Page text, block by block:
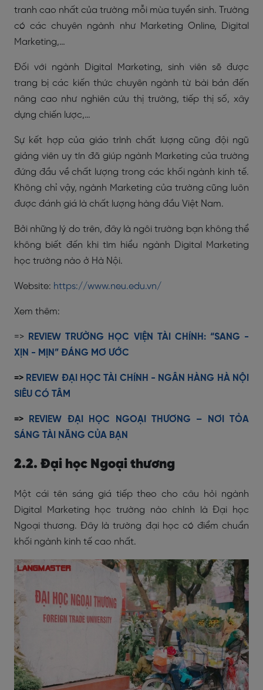
tranh cao nhất của trường mỗi mùa tuyển sinh. Trường
có các chuyên ngành như Marketing Online, Digital
Marketing,…
Đối với ngành Digital Marketing, sinh viên sẽ được
trang bị các kiến thức chuyên ngành từ bài bản đến
nâng cao như nghiên cứu thị trường, tiếp thị số, xây
dựng chiến lược,…
Sự kết hợp của giáo trình chất lượng cũng đội ngũ
giảng viên uy tín đã giúp ngành Marketing của trường
đứng đầu về chất lượng trong các khối ngành kinh tế.
Không chỉ vậy, ngành Marketing của trường cũng luôn
được đánh giá là chất lượng hàng đầu Việt Nam.
Bởi những lý do trên, đây là ngôi trường bạn không thể
không biết đến khi tìm hiểu ngành Digital Marketing
học trường nào ở Hà Nội.
Website: https://www.neu.edu.vn/
Xem thêm:
=> REVIEW TRƯỜNG HỌC VIỆN TÀI CHÍNH: “SANG -
XỊN - MỊN” ĐÁNG MƠ ƯỚC
=> REVIEW ĐẠI HỌC TÀI CHÍNH - NGÂN HÀNG HÀ NỘI
SIÊU CÓ TÂM
=>
REVIEW ĐẠI HỌC NGOẠI THƯƠNG – NƠI TỎA
SÁNG TÀI NĂNG CỦA BẠN
2.2. Đại học Ngoại thương
Một cái tên sáng giá tiếp theo cho câu hỏi ngành
Digital Marketing học trường nào chính là Đại học
Ngoại thương. Đây là trường đại học có điểm chuẩn
khối ngành kinh tế cao nhất.